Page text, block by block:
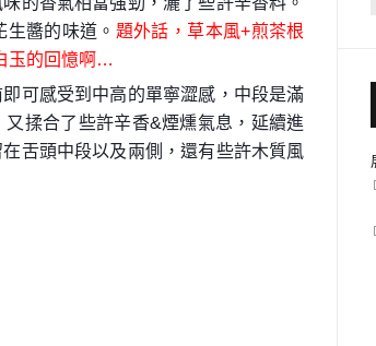
醬的味道。 題外話，草本風+煎茶根
玉的回憶啊…
可感受到中高的單寧澀感，中段是滿
揉合了些許辛香&煙燻氣息，延續進
舌頭中段以及兩側，還有些許木質風